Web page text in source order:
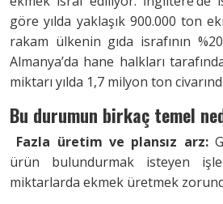
göre yılda yaklaşık 900.000 ton
rakam ülkenin gıda israfının
Almanya’da hane halkları
miktarı yılda 1,7 milyon ton
Bu durumun birkaç temel
Fazla üretim ve plansız arz:
ürün bulundurmak isteyen
miktarlarda ekmek üretmek